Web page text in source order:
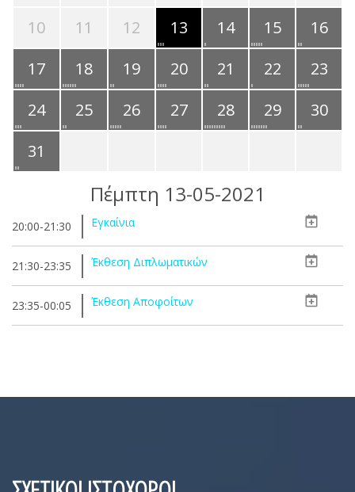
10
11 12 13 14 15
16
17
18 19 20 21 22
23
24
25 26 27 28 29
30
31
Πέμπτη 13-05-2021
20:00-21:30 Εγκαίνια
21:30-23:35 Έκθεση Διπλωματικών
23:35-00:05 Έκθεση Αποφοίτων